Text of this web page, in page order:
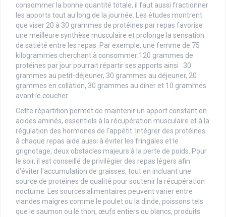
consommer la bonne quantité totale, il faut aussi fractionner
les apports tout au long de la journée. Les études montrent
que viser 20 à 30 grammes de protéines par repas favorise
une meilleure synthèse musculaire et prolonge la sensation
de satiété entre les repas. Par exemple, une femme de 75
kilogrammes cherchant à consommer 120 grammes de
protéines par jour pourrait répartir ses apports ainsi : 30
grammes au petit-déjeuner, 30 grammes au déjeuner, 20
grammes en collation, 30 grammes au dîner et 10 grammes
avant le coucher.
Cette répartition permet de maintenir un apport constant en
acides aminés, essentiels à la récupération musculaire et à la
régulation des hormones de l'appétit. Intégrer des protéines
à chaque repas aide aussi à éviter les fringales et le
grignotage, deux obstacles majeurs à la perte de poids. Pour
le soir, il est conseillé de privilégier des repas légers afin
d'éviter l'accumulation de graisses, tout en incluant une
source de protéines de qualité pour soutenir la récupération
nocturne. Les sources alimentaires peuvent varier entre
viandes maigres comme le poulet ou la dinde, poissons tels
que le saumon ou le thon, œufs entiers ou blancs, produits